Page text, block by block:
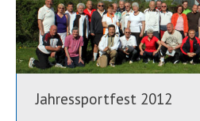
Jahressportfest 2012